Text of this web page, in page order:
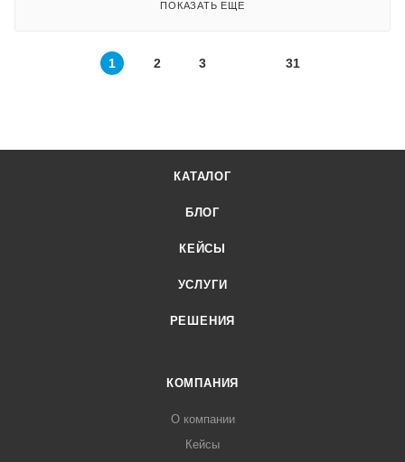
ПОКАЗАТЬ ЕЩЕ
1 2 3 31
КАТАЛОГ
БЛОГ
КЕЙСЫ
УСЛУГИ
РЕШЕНИЯ
КОМПАНИЯ
О компании
Кейсы